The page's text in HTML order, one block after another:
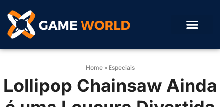
Home» Especiais
Lollipop Chainsaw Ainda